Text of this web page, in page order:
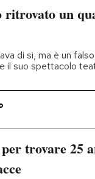
ritrovato un
di sì, ma è un
il suo spettacolo
trovare 25